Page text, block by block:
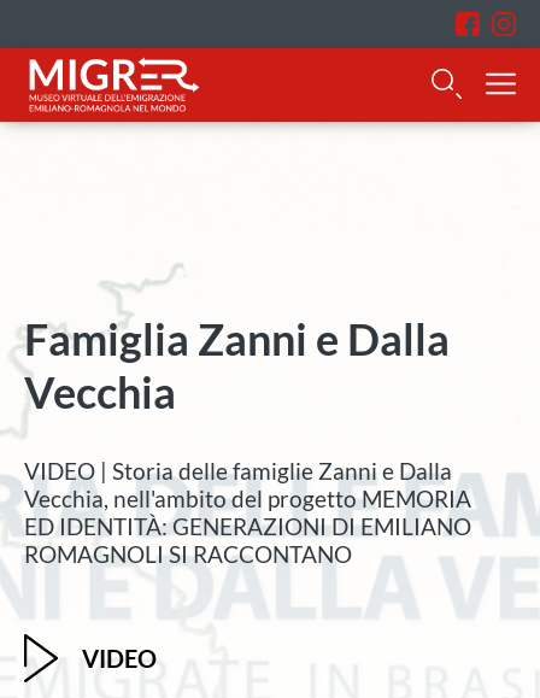
Famiglia Zanni e Dalla
Vecchia
VIDEO | Storia delle famiglie Zanni e Dalla
Vecchia, nell'ambito del progetto MEMORIA
ED IDENTITÀ: GENERAZIONI DI EMILIANO
ROMAGNOLI SI RACCONTANO
VIDEO